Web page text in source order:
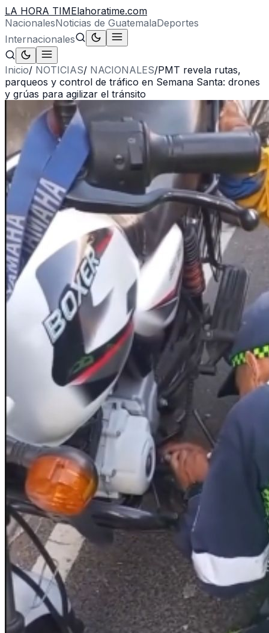
LA HORA TIMElahoratime.com
NacionalesNoticias de GuatemalaDeportes
Internacionales
Inicio/ NOTICIAS/ NACIONALES/PMT revela rutas,
parqueos y control de tráfico en Semana Santa: drones
y grúas para agilizar el tránsito